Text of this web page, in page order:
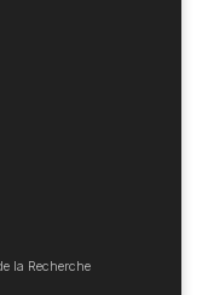
la Recherche